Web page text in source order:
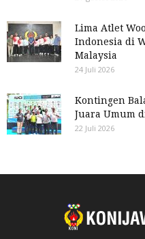
Lima Atlet
Indonesia di
Malaysia
24 Juli 2026
Kontingen
Juara Umum
22 Juli 2026